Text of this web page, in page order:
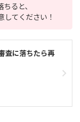
ると、
してください！
査に落ちたら再